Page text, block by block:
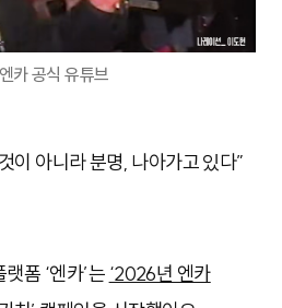
카 공식 유튜브
이 아니라 분명, 나아가고 있다”
폼 ‘엔카’는 ‘2026년 엔카